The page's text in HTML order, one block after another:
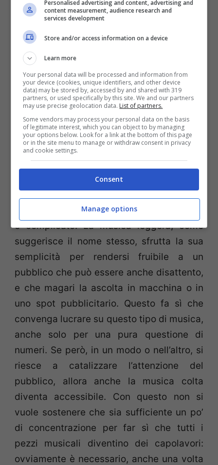
“Il primo passo per apprezzare un brano, infatti, è
secondo noi conoscerne il linguaggio”.
In che modo perseguite questo fine,
definito «quasi didattico»?
Facendo una breve introduzione al
concerto, banalmente, si riesce ad
aumentare l’attenzione del pubblico, che di
conseguenza cercherà dei riscontri in
quello che ascolterà. La musica, come ogni
mezzo di comunicazione, necessita
dell’interlocutore, tanto più se il messaggio
è complicato. La musica leggera, come
suggerisce il nome stesso, sfrutta la sua
semplicità per rendersi fruibile a un
pubblico che può essere anche disattento,
e che magari la ascolta in macchina o in
uno spot pubblicitario. Questo fa sì che
convenga lucrare su questo tipo di musica,
anche solo per una pura questione di
numeri. Se però, in un modo o nell’altro, si
riesce a catalizzare l’attenzione del
pubblico, allora anche la musica colta
diventa accessibile. Con questo non si
vuole sostenere che sia sufficiente un po’
di concentrazione per far sì che tutti i
pezzi musicali diventino dei capolavori:
ovviamente è necessario, anche una volta
Personalised advertising and content, advertising and
content measurement, audience research and
services development
Store and/or access information on a device
Learn more
Your personal data will be processed and information from
your device (cookies, unique identifiers, and other device
data) may be stored by, accessed by and shared with 319
partners, or used specifically by this site. We and our partners
may use precise geolocation data. List of partners.
Some vendors may process your personal data on the basis
of legitimate interest, which you can object to by managing
your options below. Look for a link at the bottom of this page
or in the site menu to manage or withdraw consent in privacy
and cookie settings.
Consent
Manage options